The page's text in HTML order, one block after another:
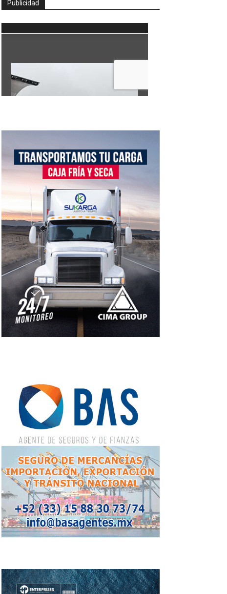
Publicidad